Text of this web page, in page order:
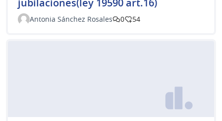
jubilaciones(ley 19590 art.16)
Antonia Sánchez Rosales 0 54